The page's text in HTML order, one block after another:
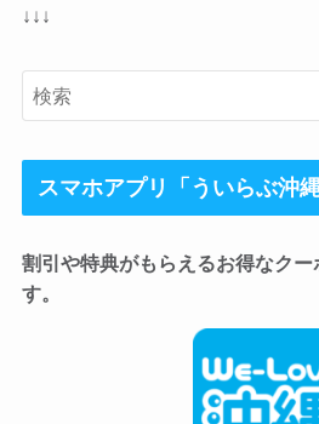
↓↓↓
スマホアプリ「ういらぶ沖縄
割引や特典がもらえるお得なクー
す。